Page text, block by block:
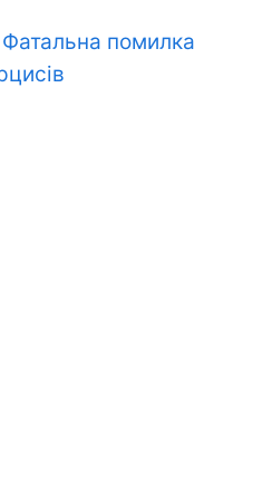
Фатальна помилка